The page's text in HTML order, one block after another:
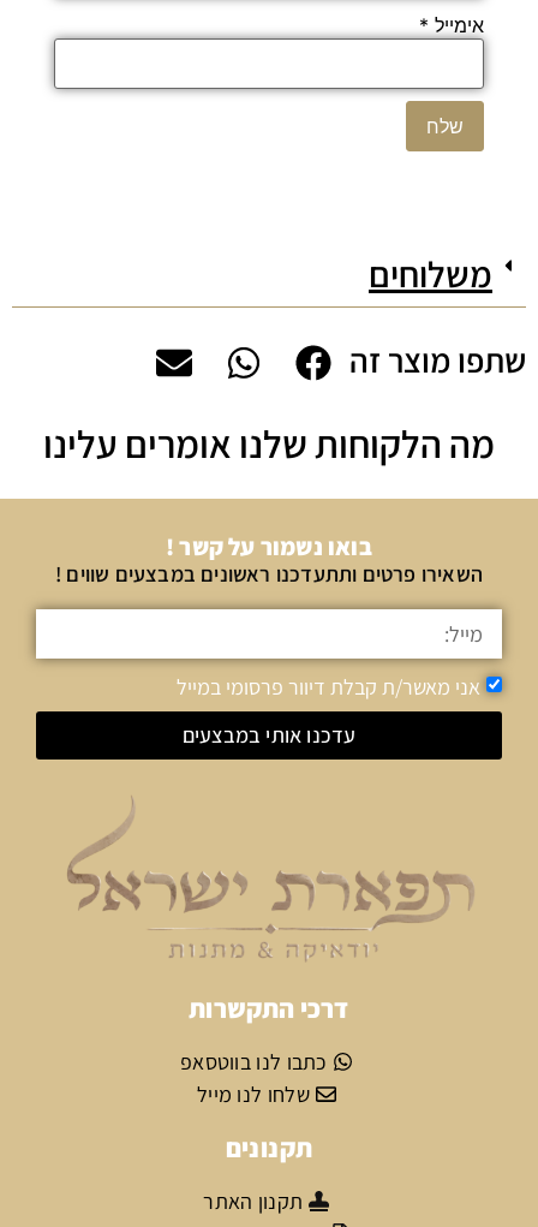
אימייל *
משלוחים
שתפו מוצר זה
מה הלקוחות שלנו אומרים עלינו
בואו נשמור על קשר !
השאירו פרטים ותתעדכנו ראשונים במבצעים שווים !
אני מאשר/ת קבלת דיוור פרסומי במייל
עדכנו אותי במבצעים
דרכי התקשרות
כתבו לנו בווטסאפ
שלחו לנו מייל
תקנונים
תקנון האתר